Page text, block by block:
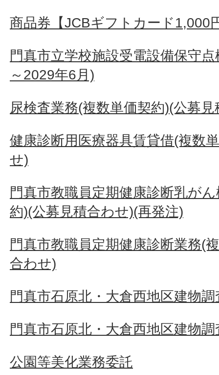
商品券【JCBギフトカード1,000
門真市立学校施設受電設備保守
～2029年6月)
尿検査業務(複数単価契約)(公募
健康診断用医療器具賃貸借(複数
せ)
門真市教職員定期健康診断乳が
約)(公募見積合わせ)(再発注)
門真市教職員定期健康診断業務(
合わせ)
門真市石原北・大倉西地区建物
門真市石原北・大倉西地区建物
公園等美化業務委託